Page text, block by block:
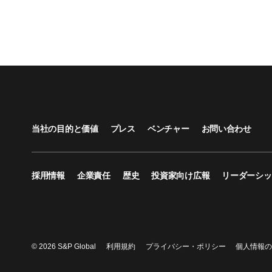
当社の目的と価値 プレス ベンチャー お問い合わせ
採用情報 企業責任 歴史 投資家向け広報 リーダーシ
© 2026 S&P Global 利用規約 プライバシー・ポリシー 個人情報